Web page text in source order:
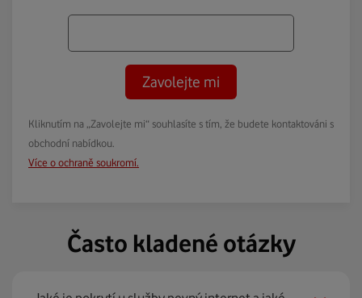
Zavolejte mi
Kliknutím na „Zavolejte mi“ souhlasíte s tím, že budete kontaktováni s
obchodní nabídkou.
Více o ochraně soukromí.
Často kladené otázky